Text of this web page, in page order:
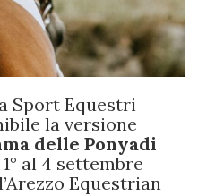
Sport Equestri
la versione
delle Ponyadi
al 4 settembre
Equestrian